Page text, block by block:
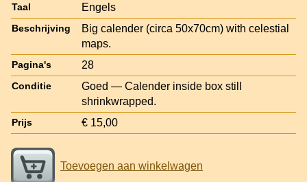
Taal Engels
Beschrijving
Big calender (circa 50x70cm) with celestial
maps.
Pagina's 28
Conditie
Goed — Calender inside box still
shrinkwrapped.
Prijs € 15,00
Toevoegen aan winkelwagen